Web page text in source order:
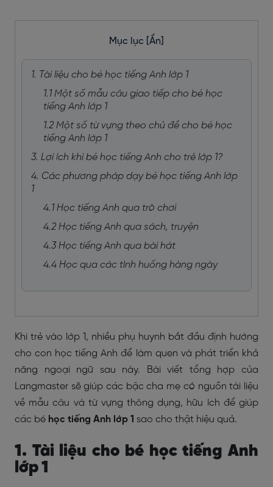
Mục lục [Ẩn]
1. Tài liệu cho bé học tiếng Anh lớp 1
1.1 Một số mẫu câu giao tiếp cho bé học
tiếng Anh lớp 1
1.2 Một số từ vựng theo chủ đề cho bé học
tiếng Anh lớp 1
3. Lợi ích khi bé học tiếng Anh cho trẻ lớp 1?
4. Các phương pháp dạy bé học tiếng Anh lớp
1
4.1 Học tiếng Anh qua trò chơi
4.2 Học tiếng Anh qua sách, truyện
4.3 Học tiếng Anh qua bài hát
4.4 Học qua các tình huống hàng ngày
Khi trẻ vào lớp 1, nhiều phụ huynh bắt đầu định hướng
cho con học tiếng Anh để làm quen và phát triển khả
năng ngoại ngữ sau này. Bài viết tổng hợp của
Langmaster sẽ giúp các bậc cha mẹ có nguồn tài liệu
về mẫu câu và từ vựng thông dụng, hữu ích để giúp
các bé học tiếng Anh lớp 1 sao cho thật hiệu quả.
1. Tài liệu cho bé học tiếng Anh
lớp 1